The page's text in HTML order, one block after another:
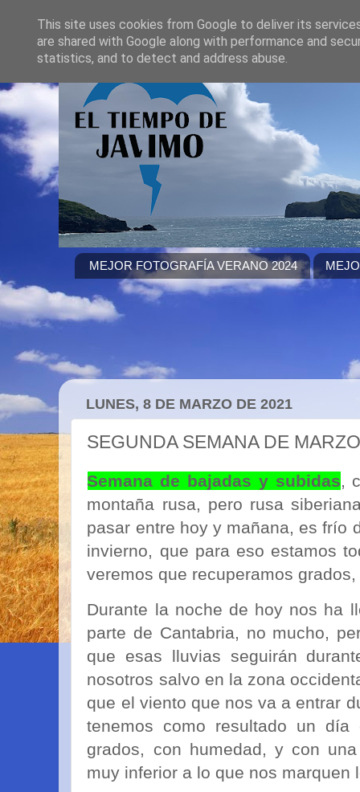
MEJOR FOTOGRAFÍA VERANO 2024
LUNES, 8 DE MARZO DE 2021
SEGUNDA SEMANA DE
Semana de bajadas y subidas,
montaña rusa, pero rusa
pasar entre hoy y mañana, es frío
invierno, que para eso estamos
veremos que recuperamos
Durante la noche de hoy nos ha
parte de Cantabria, no mucho,
que esas lluvias seguirán
nosotros salvo en la zona
que el viento que nos va a entrar
tenemos como resultado un
grados, con humedad, y con
muy inferior a lo que nos marquen
This site uses cookies from Google to deliver its
are shared with Google along with performance and
statistics, and to detect and address abuse.